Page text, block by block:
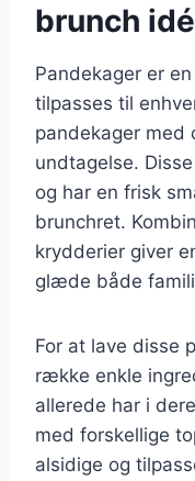
brunch idé
Pandekager er
tilpasses til
pandekager med
undtagelse.
og har en frisk
brunchret.
krydderier giver
glæde både
For at lave disse
række enkle
allerede har i
med forskellige
alsidige og